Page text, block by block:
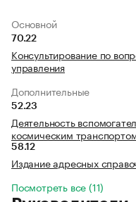
Основной
70.22
Консультирование по
управления
Дополнительные
52.23
Деятельность
космическим
58.12
Издание адресных
Посмотреть все (11)